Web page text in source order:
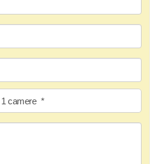
1 camere *